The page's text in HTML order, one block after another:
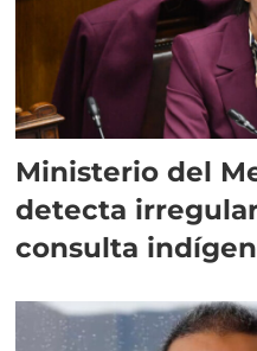
Ministerio del
detecta
consulta